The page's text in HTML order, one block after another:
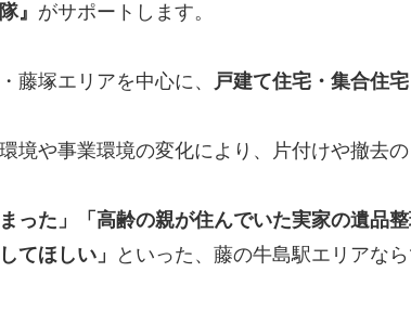
』 がサポートします。
藤塚エリアを中心に、 戸建て住宅・集合住
境や事業環境の変化により、片付けや撤去
った」「高齢の親が住んでいた実家の遺品
てほしい」
といった、藤の牛島駅エリアな